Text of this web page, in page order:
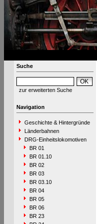
Suche
zur erweiterten Suche
Navigation
Geschichte & Hintergründe
Länderbahnen
DRG-Einheitslokomotiven
BR 01
BR 01.10
BR 02
BR 03
BR 03.10
BR 04
BR 05
BR 06
BR 23